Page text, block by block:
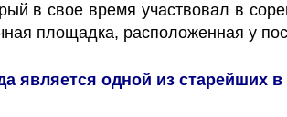
в свое время участвовал в
площадка, расположенная у
является одной из старейших в